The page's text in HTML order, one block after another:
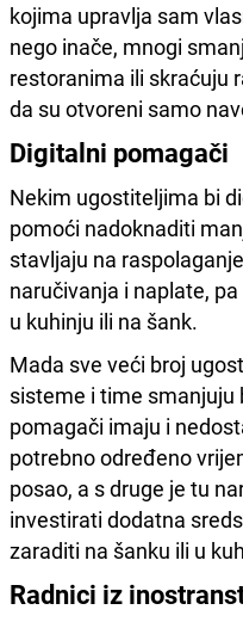
kojima upravlja sam
nego inače, mnogi
restoranima ili skraćuju
da su otvoreni samo
Digitalni pomagači
Nekim ugostiteljima bi
pomoći nadoknaditi
stavljaju na
naručivanja i naplate,
u kuhinju ili na šank.
Mada sve veći broj
sisteme i time smanjuju
pomagači imaju i
potrebno određeno
posao, a s druge je tu
investirati dodatna
zaraditi na šanku ili u
Radnici iz